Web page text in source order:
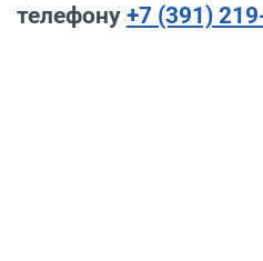
телефону +7 (391)